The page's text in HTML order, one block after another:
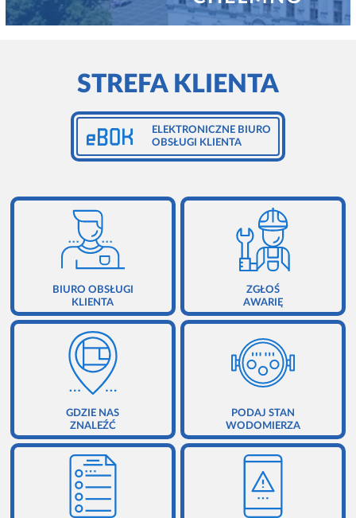
ZARZĄDZANIE NIERUCHOMOŚCIAMI
KONTAKT
REGULAMINY
POLITYKA PRYWATNOŚCI
STREFA KLIENTA
ELEKTRONICZNE BIURO
OBSŁUGI KLIENTA
BIURO OBSŁUGI
KLIENTA
ZGŁOŚ
AWARIĘ
GDZIE NAS
ZNALEŹĆ
PODAJ STAN
WODOMIERZA